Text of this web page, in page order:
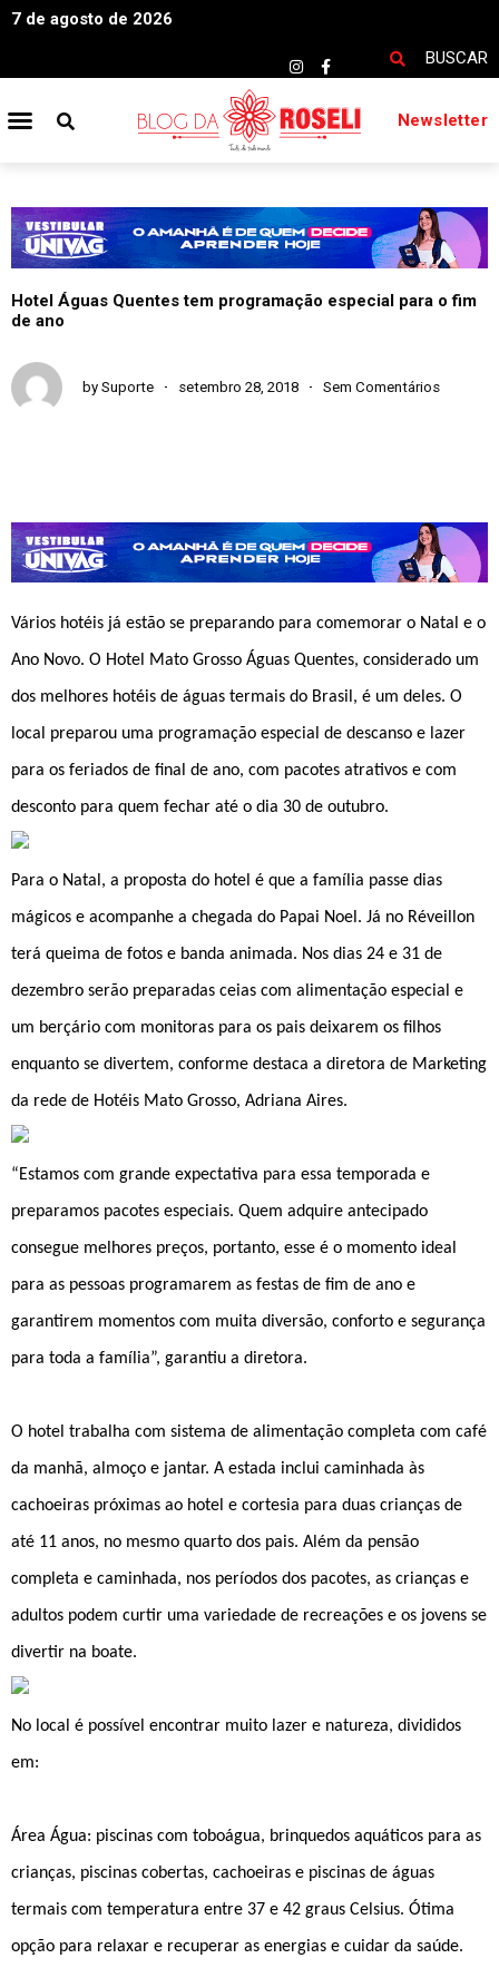
7 de agosto de 2026
BUSCAR
Newsletter
Hotel Águas Quentes tem programação especial para o fim
de ano
by Suporte setembro 28, 2018 Sem Comentários
Vários hotéis já estão se preparando para comemorar o Natal e o
Ano Novo. O Hotel Mato Grosso Águas Quentes, considerado um
dos melhores hotéis de águas termais do Brasil, é um deles. O
local preparou uma programação especial de descanso e lazer
para os feriados de final de ano, com pacotes atrativos e com
desconto para quem fechar até o dia 30 de outubro.
Para o Natal, a proposta do hotel é que a família passe dias
mágicos e acompanhe a chegada do Papai Noel. Já no Réveillon
terá queima de fotos e banda animada. Nos dias 24 e 31 de
dezembro serão preparadas ceias com alimentação especial e
um berçário com monitoras para os pais deixarem os filhos
enquanto se divertem, conforme destaca a diretora de Marketing
da rede de Hotéis Mato Grosso, Adriana Aires.
“Estamos com grande expectativa para essa temporada e
preparamos pacotes especiais. Quem adquire antecipado
consegue melhores preços, portanto, esse é o momento ideal
para as pessoas programarem as festas de fim de ano e
garantirem momentos com muita diversão, conforto e segurança
para toda a família”, garantiu a diretora.
O hotel trabalha com sistema de alimentação completa com café
da manhã, almoço e jantar. A estada inclui caminhada às
cachoeiras próximas ao hotel e cortesia para duas crianças de
até 11 anos, no mesmo quarto dos pais. Além da pensão
completa e caminhada, nos períodos dos pacotes, as crianças e
adultos podem curtir uma variedade de recreações e os jovens se
divertir na boate.
No local é possível encontrar muito lazer e natureza, divididos
em:
Área Água: piscinas com toboágua, brinquedos aquáticos para as
crianças, piscinas cobertas, cachoeiras e piscinas de águas
termais com temperatura entre 37 e 42 graus Celsius. Ótima
opção para relaxar e recuperar as energias e cuidar da saúde.